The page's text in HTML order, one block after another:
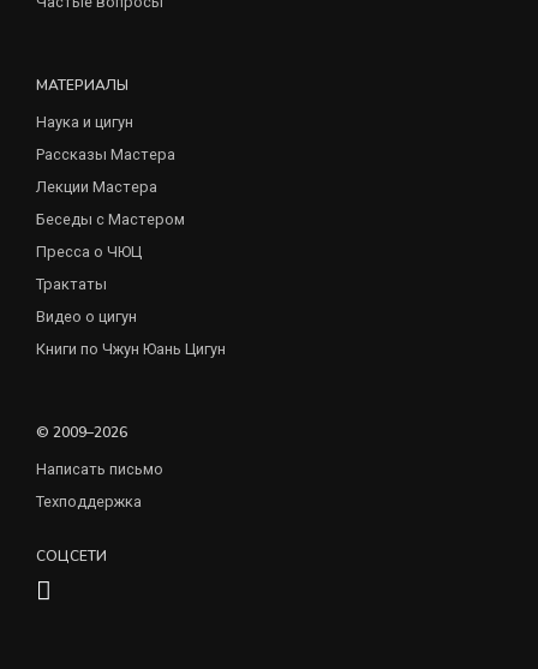
МАТЕРИАЛЫ
Наука и цигун
Рассказы Мастера
Лекции Мастера
Беседы с Мастером
Пресса о ЧЮЦ
Трактаты
Видео о цигун
Книги по Чжун Юань Цигун
© 2009–2026
Написать письмо
Техподдержка
СОЦСЕТИ